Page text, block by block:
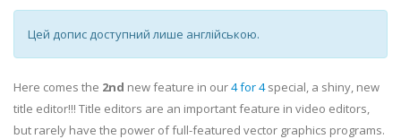
Цей допис доступний лише англійською.
Here comes the 2nd new feature in our4 for 4special, a shiny, new
title editor!!! Title editors are an important feature in video editors,
but rarely have the power of full-featured vector graphics programs.